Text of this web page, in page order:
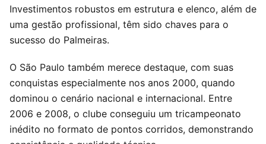
Investimentos robustos em estrutura e elenco, além de
uma gestão profissional, têm sido chaves para o
sucesso do Palmeiras.
O São Paulo também merece destaque, com suas
conquistas especialmente nos anos 2000, quando
dominou o cenário nacional e internacional. Entre
2006 e 2008, o clube conseguiu um tricampeonato
inédito no formato de pontos corridos, demonstrando